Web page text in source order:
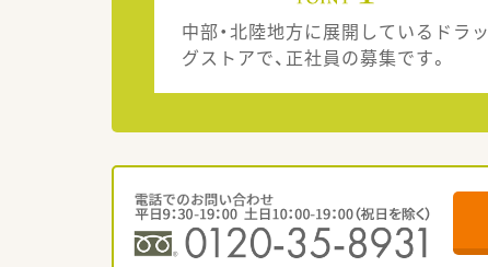
中部・北陸地方に展開しているドラッ
グストアで、正社員の募集です。